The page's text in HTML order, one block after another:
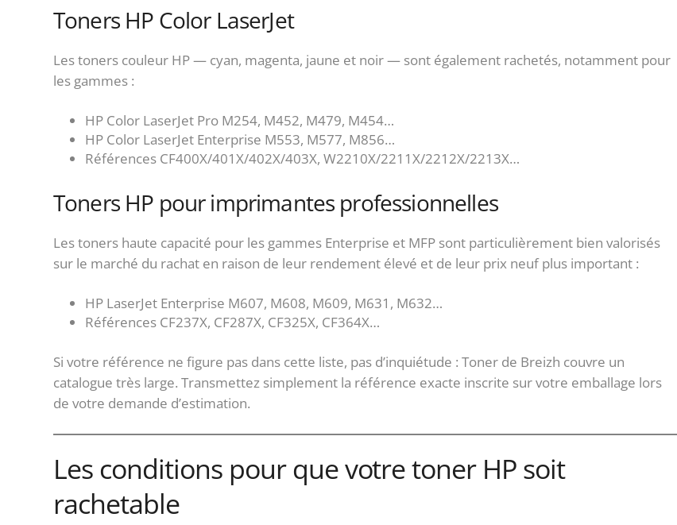
Toners HP Color LaserJet
Les toners couleur HP — cyan, magenta, jaune et noir — sont également rachetés, notamment pour
les gammes :
HP Color LaserJet Pro M254, M452, M479, M454…
HP Color LaserJet Enterprise M553, M577, M856…
Références CF400X/401X/402X/403X, W2210X/2211X/2212X/2213X…
Toners HP pour imprimantes professionnelles
Les toners haute capacité pour les gammes Enterprise et MFP sont particulièrement bien valorisés
sur le marché du rachat en raison de leur rendement élevé et de leur prix neuf plus important :
HP LaserJet Enterprise M607, M608, M609, M631, M632…
Références CF237X, CF287X, CF325X, CF364X…
Si votre référence ne figure pas dans cette liste, pas d’inquiétude : Toner de Breizh couvre un
catalogue très large. Transmettez simplement la référence exacte inscrite sur votre emballage lors
de votre demande d’estimation.
Les conditions pour que votre toner HP soit
rachetable